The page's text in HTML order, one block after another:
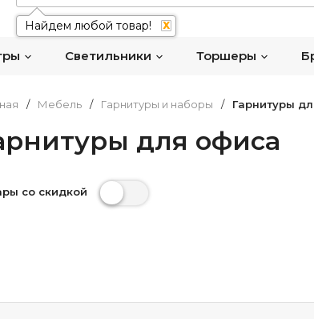
Найдем любой товар! X
Светильники Торшеры
/ Мебель / Гарнитуры и наборы / Гарнитуры
для офиса
со скидкой